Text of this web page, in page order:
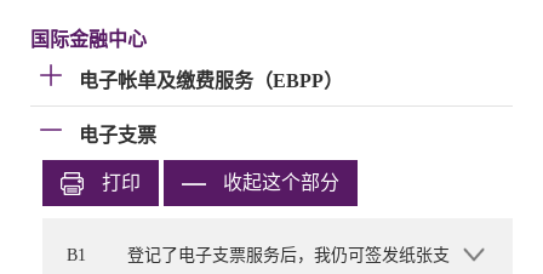
国际金融中心
电子帐单及缴费服务（EBPP）
电子支票
打印 收起这个部分
B1
登记了电子支票服务后，我仍可签发纸张支